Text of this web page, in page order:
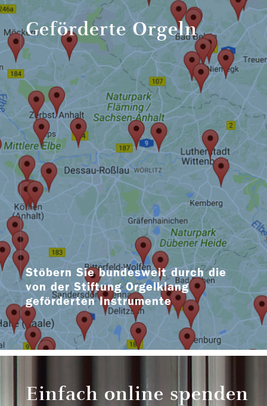
Geförderte Orgeln
Stöbern Sie bundesweit durch die
von der Stiftung Orgelklang
geförderten Instrumente
Einfach online spenden